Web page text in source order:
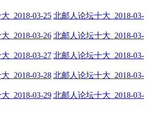
北邮人论坛十大_2018-03-
北邮人论坛十大_2018-03-
北邮人论坛十大_2018-03-
北邮人论坛十大_2018-03-
北邮人论坛十大_2018-03-